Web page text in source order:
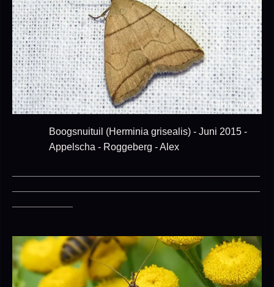
Boogsnuituil (Herminia grisealis) - Juni 2015 -
Appelscha - Roggeberg - Alex